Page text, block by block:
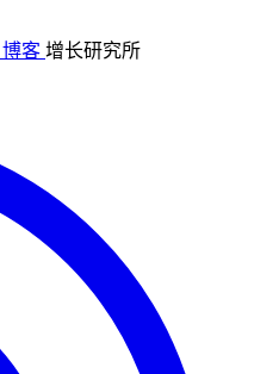
博客 增长研究所